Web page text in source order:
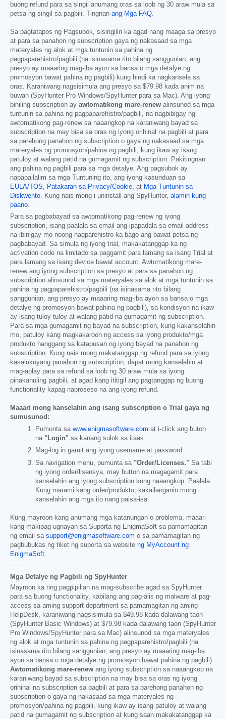
buong refund para sa singil anumang oras sa loob ng 30 araw mula sa
petsa ng singil sa pagbili. Tingnan ang Mga FAQ.
Sa pagtatapos ng Pagsubok, sisingilin ka agad nang maaga sa presyo
at para sa panahon ng subscription gaya ng nakasaad sa mga
materyales ng alok at mga tuntunin sa pahina ng
pagpaparehistro/pagbili (na isinasama rito bilang sanggunian; ang
presyo ay maaaring mag-iba ayon sa bansa o mga detalye ng
promosyon bawat pahina ng pagbili) kung hindi ka nagkansela sa
oras. Karaniwang nagsisimula ang presyo sa $79.98 kada anim na
buwan (SpyHunter Pro Windows/SpyHunter para sa Mac). Ang iyong
biniling subscription ay awtomatikong mare-renew alinsunod sa mga
tuntunin sa pahina ng pagpaparehistro/pagbili, na nagbibigay ng
awtomatikong pag-renew sa naaangkop na karaniwang bayad sa
subscription na may bisa sa oras ng iyong orihinal na pagbili at para
sa parehong panahon ng subscription o gaya ng nakasaad sa mga
materyales ng promosyon/pahina ng pagbili, kung ikaw ay isang
patuloy at walang patid na gumagamit ng subscription. Pakitingnan
ang pahina ng pagbili para sa mga detalye. Ang pagsubok ay
napapailalim sa mga Tuntuning ito, ang iyong kasunduan sa
EULA/TOS, Patakaran sa Privacy/Cookie, at Mga Tuntunin sa
Diskwento. Kung nais mong i-uninstall ang SpyHunter, alamin kung
paano.
Para sa pagbabayad sa awtomatikong pag-renew ng iyong
subscription, isang paalala sa email ang ipapadala sa email address
na ibinigay mo noong nagparehistro ka bago ang bawat petsa ng
pagbabayad. Sa simula ng iyong trial, makakatanggap ka ng
activation code na limitado sa paggamit para lamang sa isang Trial at
para lamang sa isang device bawat account. Awtomatikong mare-
renew ang iyong subscription sa presyo at para sa panahon ng
subscription alinsunod sa mga materyales sa alok at mga tuntunin sa
pahina ng pagpaparehistro/pagbili (na isinasama rito bilang
sanggunian; ang presyo ay maaaring mag-iba ayon sa bansa o mga
detalye ng promosyon bawat pahina ng pagbili), sa kondisyon na ikaw
ay isang tuloy-tuloy at walang patid na gumagamit ng subscription.
Para sa mga gumagamit ng bayad na subscription, kung kakanselahin
mo, patuloy kang magkakaroon ng access sa iyong produkto/mga
produkto hanggang sa katapusan ng iyong bayad na panahon ng
subscription. Kung nais mong makatanggap ng refund para sa iyong
kasalukuyang panahon ng subscription, dapat mong kanselahin at
mag-aplay para sa refund sa loob ng 30 araw mula sa iyong
pinakahuling pagbili, at agad kang ititigil ang pagtanggap ng buong
functionality kapag naproseso na ang iyong refund.
Maaari mong kanselahin ang isang subscription o Trial gaya ng
sumusunod:
Pumunta sa www.enigmasoftware.com at i-click ang buton
na "Login" sa kanang sulok sa itaas.
Mag-log in gamit ang iyong username at password.
Sa navigation menu, pumunta sa "Order/Licenses." Sa tabi
ng iyong order/lisensya, may button na magagamit para
kanselahin ang iyong subscription kung naaangkop. Paalala:
Kung marami kang order/produkto, kakailanganin mong
kanselahin ang mga ito nang paisa-isa.
Kung mayroon kang anumang mga katanungan o problema, maaari
kang makipag-ugnayan sa Suporta ng EnigmaSoft sa pamamagitan
ng email sa support@enigmasoftware.com o sa pamamagitan ng
pagbubukas ng tiket ng suporta sa website ng MyAccount ng
EnigmaSoft
------
Mga Detalye ng Pagbili ng SpyHunter
Mayroon ka ring pagpipilian na mag-subscribe agad sa SpyHunter
para sa buong functionality, kabilang ang pag-alis ng malware at pag-
access sa aming support department sa pamamagitan ng aming
HelpDesk, karaniwang nagsisimula sa $49.98 kada dalawang taon
(SpyHunter Basic Windows) at $79.98 kada dalawang taon (SpyHunter
Pro Windows/SpyHunter para sa Mac) alinsunod sa mga materyales
ng alok at mga tuntunin sa pahina ng pagpaparehistro/pagbili (na
isinasama rito bilang sanggunian; ang presyo ay maaaring mag-iba
ayon sa bansa o mga detalye ng promosyon bawat pahina ng pagbili).
Awtomatikong mare-renew ang iyong subscription sa naaangkop na
karaniwang bayad sa subscription na may bisa sa oras ng iyong
orihinal na subscription sa pagbili at para sa parehong panahon ng
subscription o gaya ng nakasaad sa mga materyales ng
promosyon/pahina ng pagbili, kung ikaw ay isang patuloy at walang
patid na gumagamit ng subscription at kung saan makakatanggap ka